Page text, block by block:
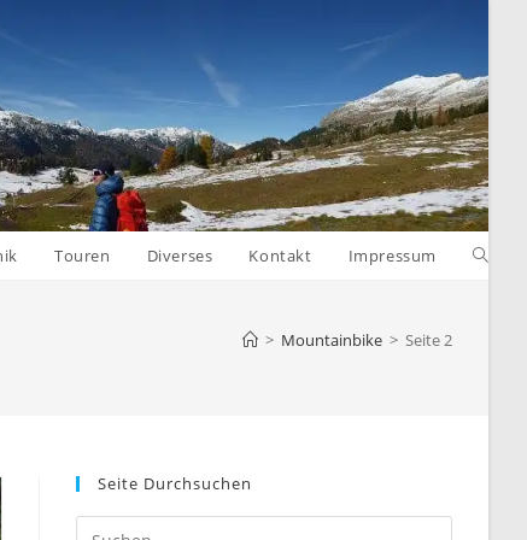
Touren Diverses Kontakt Impressum
> Mountainbike > Seite 2
Seite Durchsuchen